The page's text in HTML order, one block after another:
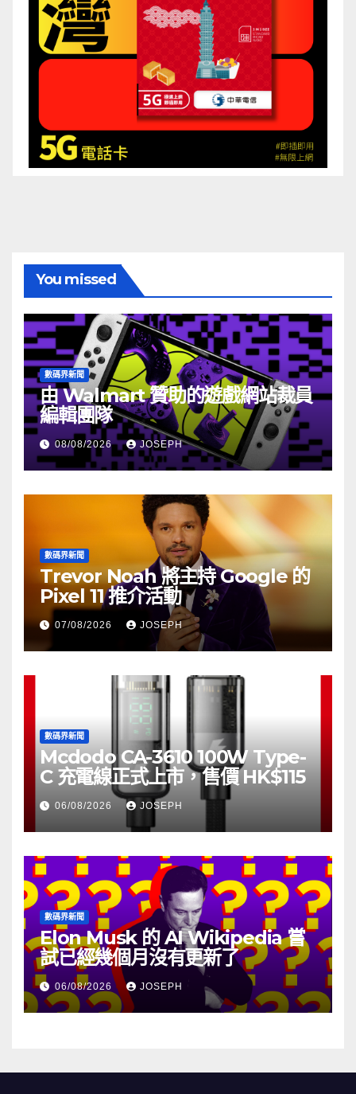
You missed
數碼界新聞
由 Walmart 贊助的遊戲網站裁員
編輯團隊
08/08/2026 JOSEPH
數碼界新聞
Trevor Noah 將主持 Google 的
Pixel 11 推介活動
07/08/2026 JOSEPH
數碼界新聞
Mcdodo CA-3610 100W Type-
C 充電線正式上市，售價 HK$115
06/08/2026 JOSEPH
數碼界新聞
Elon Musk 的 AI Wikipedia 嘗
試已經幾個月沒有更新了
06/08/2026 JOSEPH